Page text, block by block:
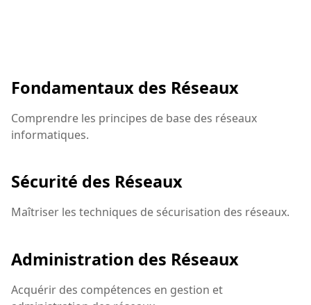
Fondamentaux des Réseaux
Comprendre les principes de base des réseaux
informatiques.
Sécurité des Réseaux
Maîtriser les techniques de sécurisation des réseaux.
Administration des Réseaux
Acquérir des compétences en gestion et